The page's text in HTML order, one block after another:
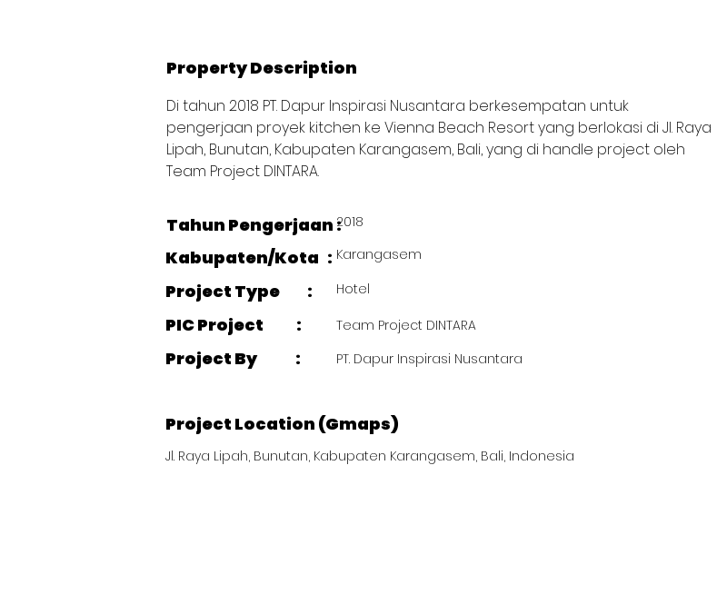
Property Description
Di tahun 2018 PT. Dapur Inspirasi Nusantara berkesempatan untuk
pengerjaan proyek kitchen ke Vienna Beach Resort yang berlokasi di Jl. Raya
Lipah, Bunutan, Kabupaten Karangasem, Bali, yang di handle project oleh
Team Project DINTARA.
2018
Tahun Pengerjaan :
Kabupaten/Kota : Karangasem
Project Type : Hotel
PIC Project : Team Project DINTARA
Project By : PT. Dapur Inspirasi Nusantara
Project Location (Gmaps)
Jl. Raya Lipah, Bunutan, Kabupaten Karangasem, Bali, Indonesia